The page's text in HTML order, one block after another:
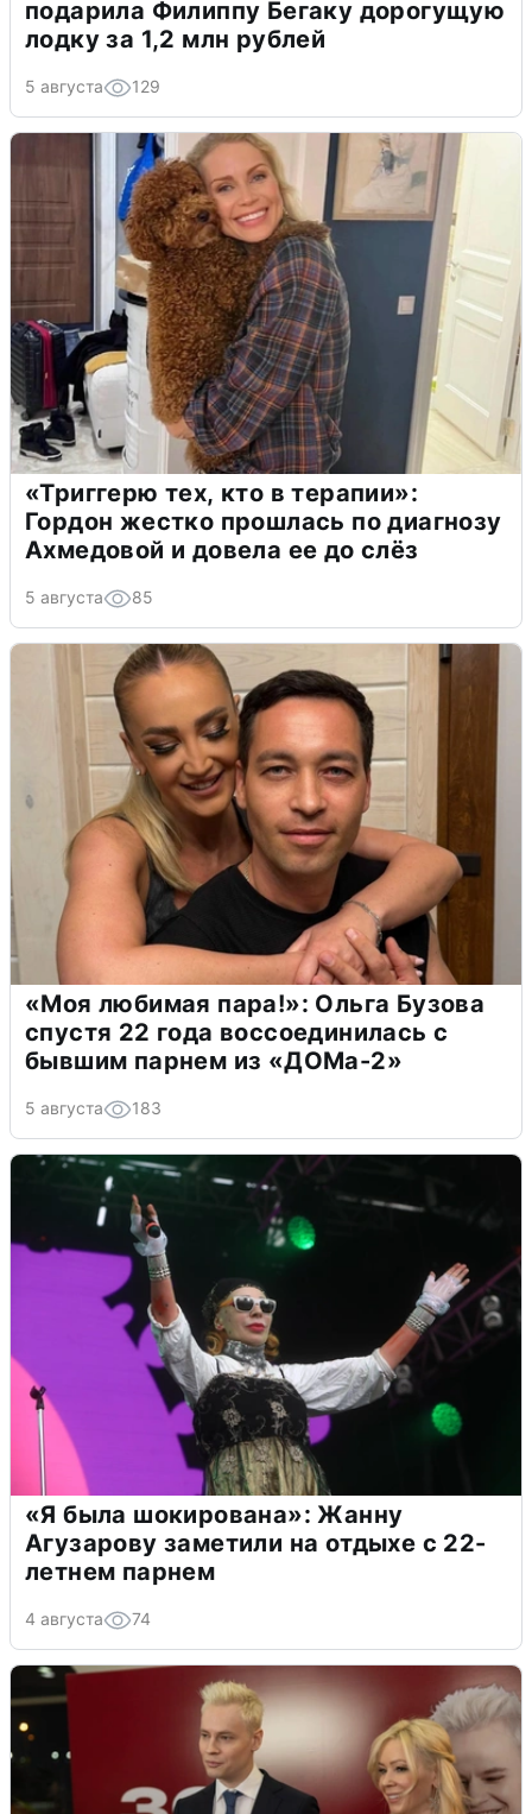
подарила Филиппу Бегаку дорогущую
лодку за 1,2 млн рублей
5 августа 129
«Триггерю тех, кто в терапии»:
Гордон жестко прошлась по диагнозу
Ахмедовой и довела ее до слёз
5 августа 85
«Моя любимая пара!»: Ольга Бузова
спустя 22 года воссоединилась с
бывшим парнем из «ДОМа-2»
5 августа 183
«Я была шокирована»: Жанну
Агузарову заметили на отдыхе с 22-
летнем парнем
4 августа 74